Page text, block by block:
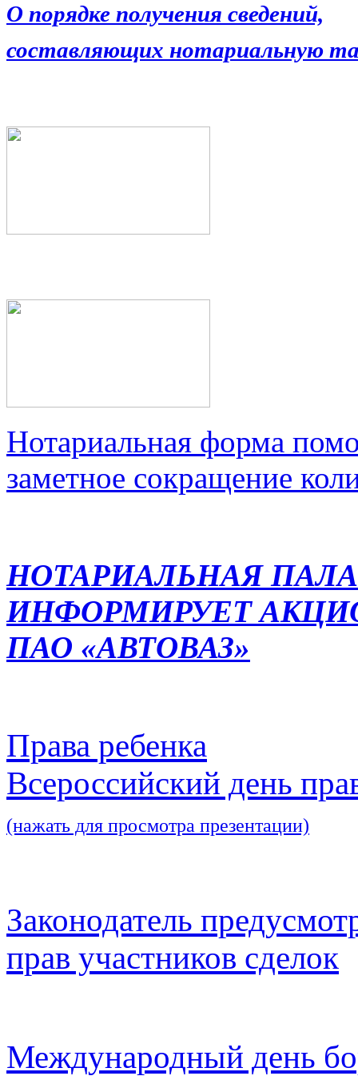
О порядке получения сведений,
составляющих нотариальную
Нотариальная форма
заметное сокращение
НОТАРИАЛЬНАЯ
ИНФОРМИРУЕТ
ПАО «АВТОВАЗ»
Права ребенка
Всероссийский день
(нажать для просмотра презентации)
Законодатель
прав участников сделок
Международный день